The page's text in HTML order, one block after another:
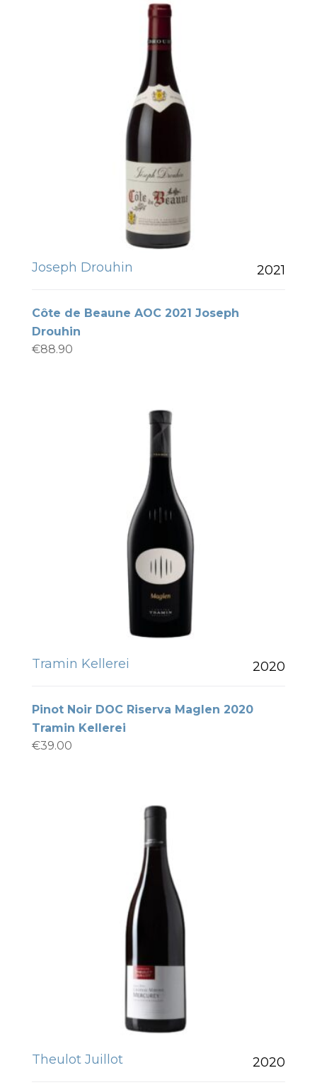
Joseph Drouhin 2021
Côte de Beaune AOC 2021 Joseph
Drouhin
€88.90
Tramin Kellerei 2020
Pinot Noir DOC Riserva Maglen 2020
Tramin Kellerei
€39.00
Theulot Juillot 2020